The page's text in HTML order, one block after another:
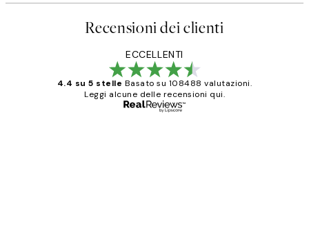
Recensioni dei clienti
ECCELLENTI
4.4 su 5 stelle Basato su 108488 valutazioni.
Leggi alcune delle recensioni qui.